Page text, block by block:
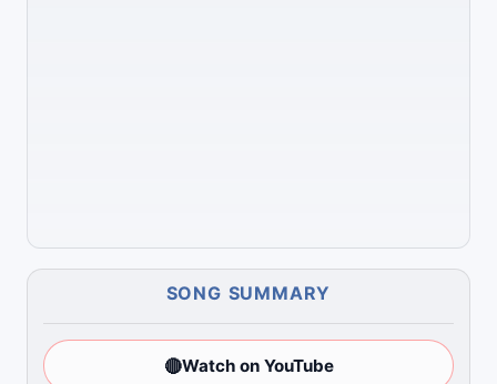
SONG SUMMARY
🔴Watch on YouTube